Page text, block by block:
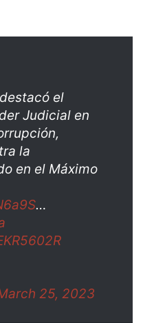
el
Judicial en
la
en el Máximo
…
25, 2023